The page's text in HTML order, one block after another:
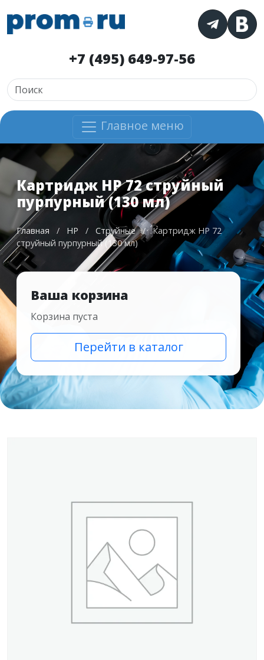
+7 (495) 649-97-56
Главное меню
Картридж HP 72 струйный
пурпурный (130 мл)
Главная / HP / Струйные /
Картридж HP 72
струйный пурпурный (130 мл)
Ваша корзина
Корзина пуста
Перейти в каталог